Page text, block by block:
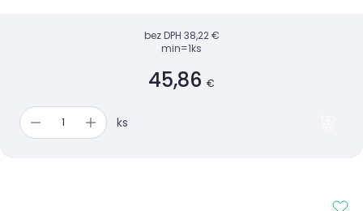
bez DPH 38,22 €
min=1ks
45,86 €
ks